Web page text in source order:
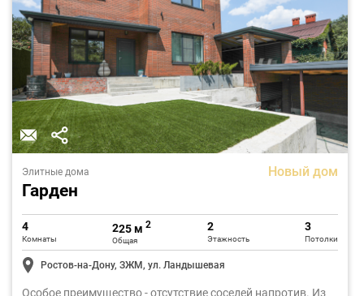
Элитные дома Новый дом
Гарден
4
Комнаты
225 м2
Общая
2
Этажность
3
Потолки
Ростов-на-Дону, ЗЖМ, ул. Ландышевая
Особое преимущество - отсутствие соседей напротив. Из